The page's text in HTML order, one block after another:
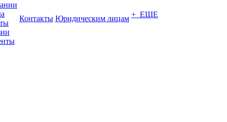
Контакты Юридическим лицам + ЕЩЕ